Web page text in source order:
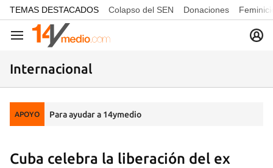
common.go-to-content
TEMAS DESTACADOS Colapso del SEN Donaciones
Navegación
Internacional
APOYO Para ayudar a 14ymedio
Cuba celebra la liberación del ex